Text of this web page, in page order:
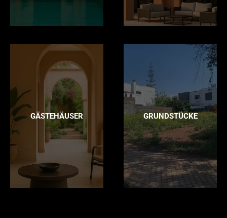
GÄSTEHÄUSER GRUNDSTÜCKE